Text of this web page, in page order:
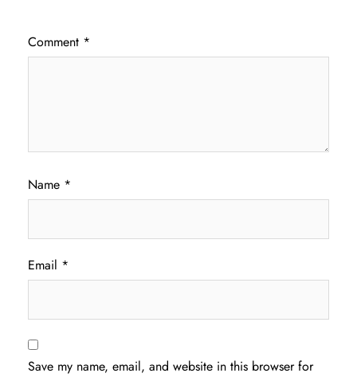
Comment *
Name *
Email *
Save my name, email, and website in this browser for